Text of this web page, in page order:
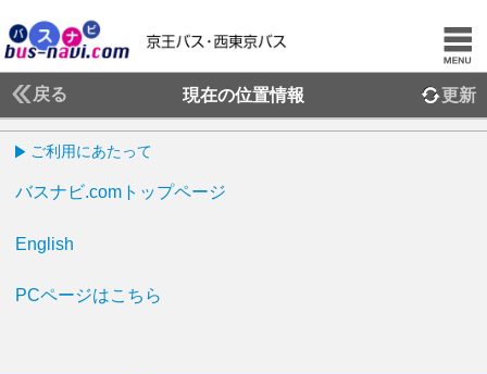
戻る 現在の位置情報 更新
ご利用にあたって
バスナビ.comトップページ
English
PCページはこちら